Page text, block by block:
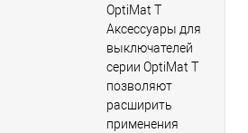
OptiMat T
Аксессуары для
выключателей
серии OptiMat T
позволяют
расширить
применения